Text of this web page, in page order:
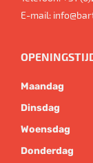
E-mail:
Maandag
Dinsdag
Woensdag
Donderdag